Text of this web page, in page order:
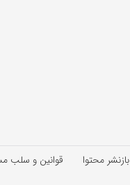
محتوا قوانین و سلب